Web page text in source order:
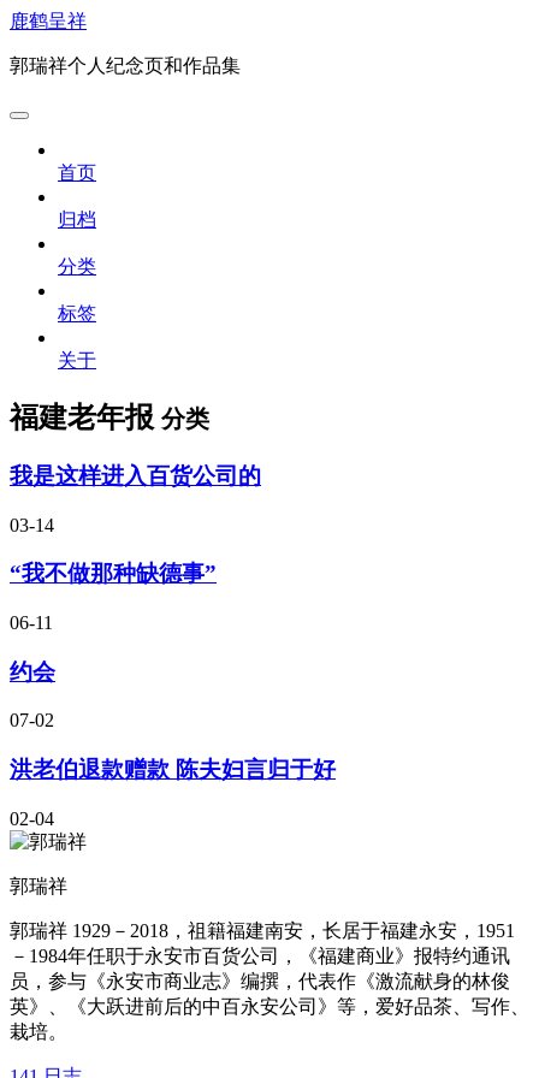
鹿鹤呈祥
郭瑞祥个人纪念页和作品集
首页
归档
分类
标签
关于
福建老年报 分类
我是这样进入百货公司的
03-14
“我不做那种缺德事”
06-11
约会
07-02
洪老伯退款赠款 陈夫妇言归于好
02-04
郭瑞祥
郭瑞祥 1929－2018，祖籍福建南安，长居于福建永安，1951
－1984年任职于永安市百货公司，《福建商业》报特约通讯
员，参与《永安市商业志》编撰，代表作《激流献身的林俊
英》、《大跃进前后的中百永安公司》等，爱好品茶、写作、
栽培。